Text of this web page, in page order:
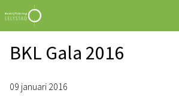
BKL Gala 2016
09 januari 2016